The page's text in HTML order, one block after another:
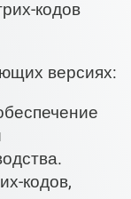
кодов
версиях:
кодов,